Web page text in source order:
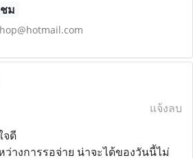
ม
แจ้งลบ
ดี
างการรอจ่าย น่าจะได้ของวันนี้ไม่